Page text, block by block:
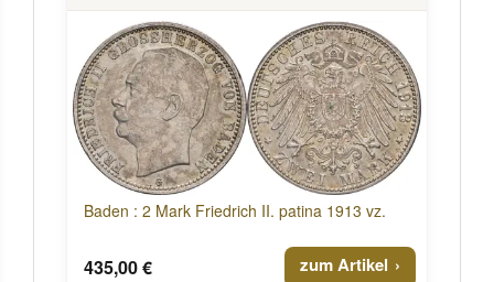
Baden : 2 Mark Friedrich II. patina 1913 vz.
435,00 € zum Artikel